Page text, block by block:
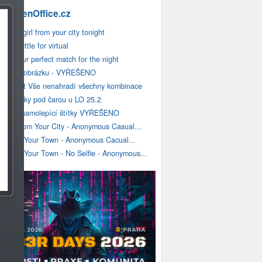
OpenOffice.cz
a girl from your city tonight
settle for virtual
your perfect match for the night
obrázku - VYŘEŠENO
Vše nenahradí všechny kombinace
pod čarou u LO 25.2
na samolepící štítky VYŘEŠENO
From Your City - Anonymous Casual...
In Your Town - Anonymous Cacual...
In Your Town - No Selfie - Anonymous...